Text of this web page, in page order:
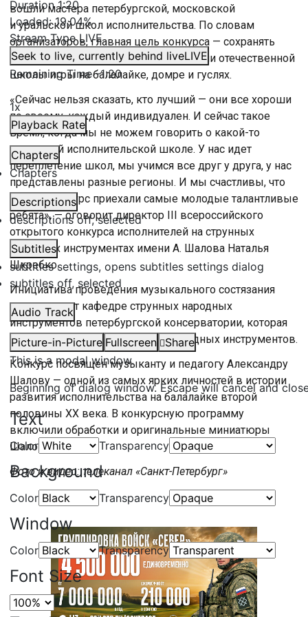
Duration1:20
Loaded:19.04%
Stream TypeLIVE
Seek to live, currently behind liveLIVE
Remaining Time-1:20
1x
Playback Rate
Chapters
Chapters
Descriptions
descriptions off, selected
Subtitles
subtitles settings, opens subtitles settings dialog
subtitles off, selected
Audio Track
Picture-in-Picture Fullscreen
Share
This is a modal window.
Beginning of dialog window. Escape will cancel and
Text
Color Transparency
Background
Color Transparency
Window
Color Transparency
Font Size
вошли мастера петербургской, московской
и уральской школ исполнительства. По словам
организаторов, главная цель конкурса — сохранять
и развивать исполнительские традиции отечественной
школы игры на балалайке, домре и гуслях.
«Сейчас нельзя сказать, кто лучший — они все хороши
по своему, каждый индивидуален. И сейчас такое
время, когда мы не можем говорить о какой-то
отдельной исполнительской школе. У нас идет
переплетение школ, мы учимся все друг у друга, у нас
представлены разные регионы. И мы счастливы, что
на наш конкурс приехали самые молодые талантливые
ребята», — оговорит директор III всероссийского
открытого конкурса исполнителей на струнных
народных инструментах имени А. Шалова Наталья
Шкребко.
Инициатива проведения музыкального состязания
принадлежит кафедре струнных народных
инструментов петербургской консерватории, которая
отмечает 60-летие факультета народных инструментов.
Конкурс посвящен музыканту и педагогу Александру
Шалову — одной из самых ярких личностей в истории
развития исполнительства на балалайке второй
половины XX века. В конкурсную программу
включили обработки и оригинальные миниатюры
Шалова.
Фото и видео: телеканал «Санкт-Петербург»